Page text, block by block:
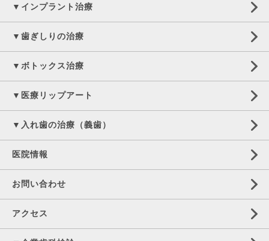
▼インプラント治療
▼歯ぎしりの治療
▼ボトックス治療
▼医療リップアート
▼入れ歯の治療（義歯）
医院情報
お問い合わせ
アクセス